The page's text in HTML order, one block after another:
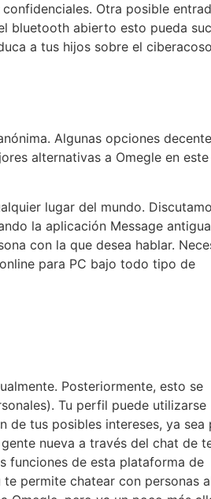
Otra posible
bluetooth abierto esto pueda
a tus hijos sobre el
Algunas opciones
alternativas a Omegle en este
lugar del mundo.
la aplicación Message
con la que desea hablar.
para PC bajo todo tipo de
Posteriormente, esto se
Tu perfil puede utilizarse
de tus posibles intereses, ya sea
nueva a través del chat de
funciones de esta plataforma de
permite chatear con personas